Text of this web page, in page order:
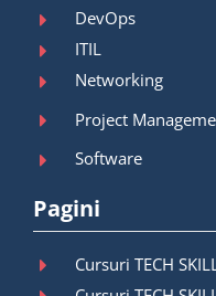
DevOps
ITIL
Networking
Project
Software
Pagini
Cursuri TECH